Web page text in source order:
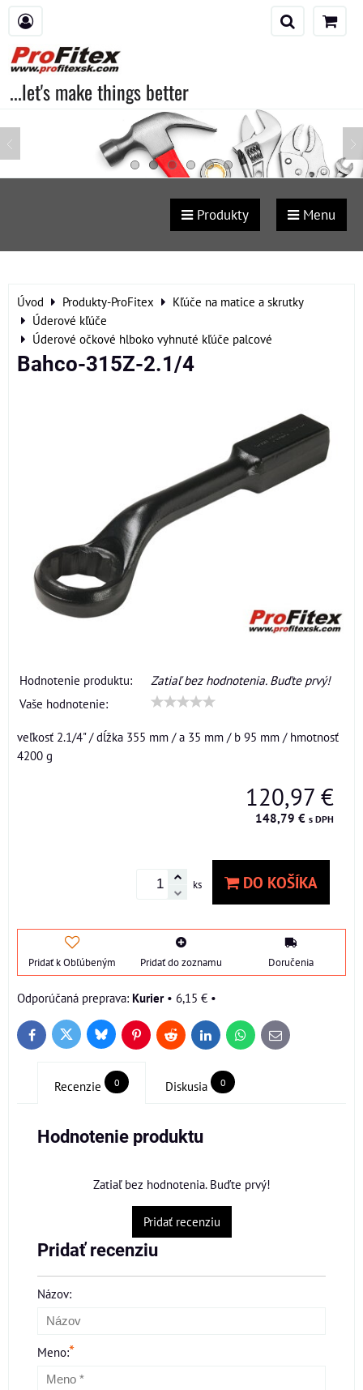
...let's make things better
Produkty Menu
Úvod Produkty-ProFitex
Kľúče na matice a skrutky
Úderové kľúče
Úderové očkové hlboko vyhnuté kľúče palcové
Bahco-315Z-2.1/4
Hodnotenie produktu:
Zatiaľ bez hodnotenia. Buďte prvý!
Vaše hodnotenie:
veľkosť 2.1/4" / dĺžka 355 mm / a 35 mm / b 95 mm / hmotnosť
4200 g
120,97 €
148,79 € s DPH
ks DO KOŠÍKA
Pridať k Obľúbeným Pridať do zoznamu Doručenia
Kurier• 6,15 € •
FacebookTwitter BlueskyPinterestReddit LinkedInWhatsApp
E-
mail
Recenzie 0 Diskusia 0
Hodnotenie produktu
Zatiaľ bez hodnotenia. Buďte prvý!
Pridať recenziu
Pridať recenziu
Názov:
Meno:*